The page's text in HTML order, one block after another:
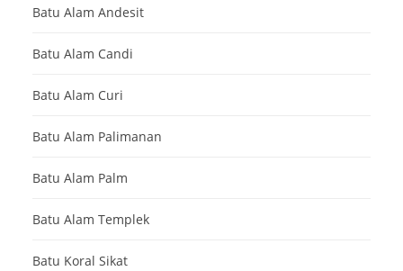
Batu Alam Andesit
Batu Alam Candi
Batu Alam Curi
Batu Alam Palimanan
Batu Alam Palm
Batu Alam Templek
Batu Koral Sikat